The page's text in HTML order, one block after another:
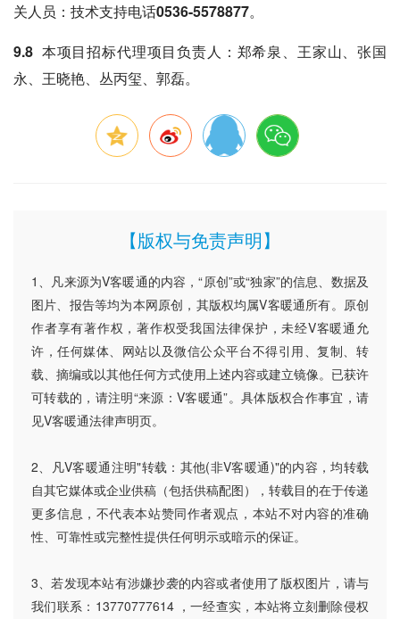
关人员：技术支持电话0536-5578877。
9.8 本项目招标代理项目负责人 ：郑希泉、王家山、张国
永、王晓艳、丛丙玺、郭磊。
【版权与免责声明】
1、凡来源为V客暖通的内容，“原创”或“独家”的信息、数据及
图片、报告等均为本网原创，其版权均属V客暖通所有。原创
作者享有著作权，著作权受我国法律保护，未经V客暖通允
许，任何媒体、网站以及微信公众平台不得引用、复制、转
载、摘编或以其他任何方式使用上述内容或建立镜像。已获许
可转载的，请注明“来源：V客暖通”。具体版权合作事宜，请
见V客暖通法律声明页。
2、凡V客暖通注明"转载：其他(非V客暖通)"的内容，均转载
自其它媒体或企业供稿（包括供稿配图），转载目的在于传递
更多信息，不代表本站赞同作者观点，本站不对内容的准确
性、可靠性或完整性提供任何明示或暗示的保证。
3、若发现本站有涉嫌抄袭的内容或者使用了版权图片，请与
我们联系：13770777614 ，一经查实，本站将立刻删除侵权